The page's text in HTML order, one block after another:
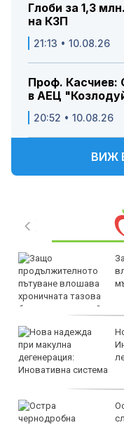
Глоби за 1,3
на КЗП
21:13 • 10.08.26
Проф. Касчиев:
в АЕЦ
20:52 • 10.08.26
ВИЖ